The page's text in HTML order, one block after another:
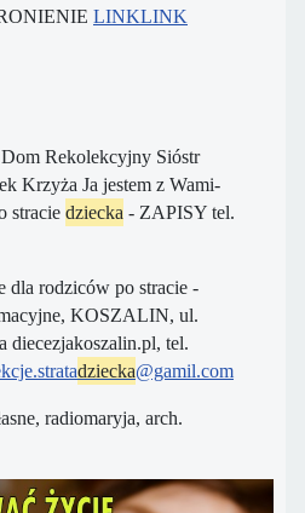
LINKLINK
Rekolekcyjny Sióstr
Krzyża Ja jestem z Wami-
stracie dziecka - ZAPISY tel.
dla rodziców po stracie -
KOSZALIN, ul.
diecezjakoszalin.pl, tel.
dziecka@gamil.com
radiomaryja, arch.